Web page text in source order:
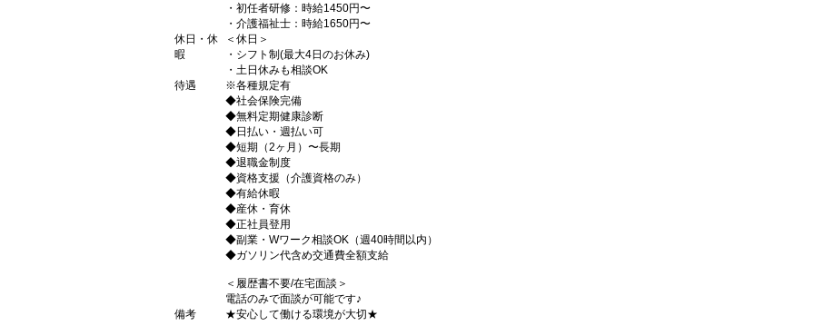
・初任者研修：時給1450円〜
・介護福祉士：時給1650円〜
休日・休
暇
＜休日＞
・シフト制(最大4日のお休み)
・土日休みも相談OK
待遇
※各種規定有
◆社会保険完備
◆無料定期健康診断
◆日払い・週払い可
◆短期（2ヶ月）〜長期
◆退職金制度
◆資格支援（介護資格のみ）
◆有給休暇
◆産休・育休
◆正社員登用
◆副業・Wワーク相談OK（週40時間以内）
◆ガソリン代含め交通費全額支給
＜履歴書不要/在宅面談＞
電話のみで面談が可能です♪
備考
★安心して働ける環境が大切★